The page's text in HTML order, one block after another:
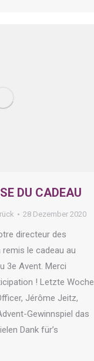
DU CADEAU
28 Dezember 2020
directeur des
le cadeau au
3e Avent. Merci
! Letzte Woche
Jérôme Jeitz,
Gewinnspiel das
Dank für’s